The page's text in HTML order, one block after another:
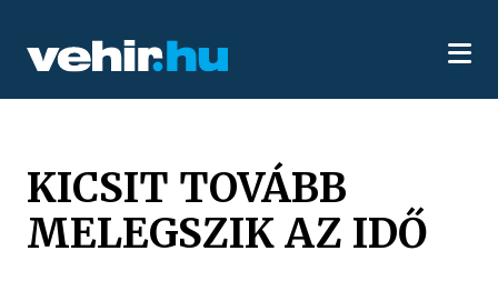
KICSIT TOVÁBB
MELEGSZIK AZ IDŐ